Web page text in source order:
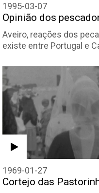
1995-03-07
Opinião dos
Aveiro, reações dos
existe entre Portugal e
1969-01-27
Cortejo das